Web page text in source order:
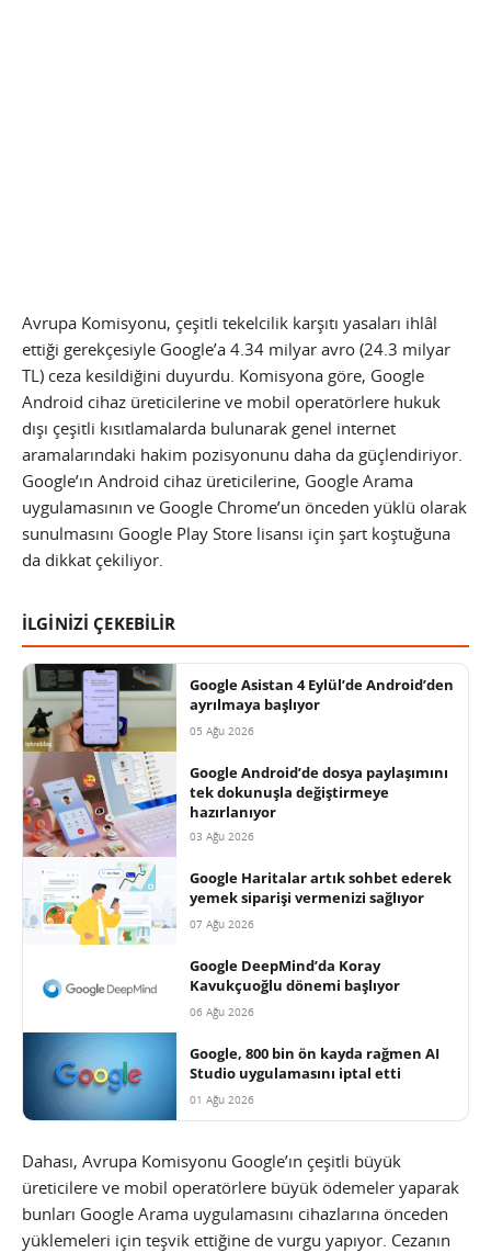
Avrupa Komisyonu, çeşitli tekelcilik karşıtı yasaları ihlâl
ettiği gerekçesiyle Google’a 4.34 milyar avro (24.3 milyar
TL) ceza kesildiğini duyurdu. Komisyona göre, Google
Android cihaz üreticilerine ve mobil operatörlere hukuk
dışı çeşitli kısıtlamalarda bulunarak genel internet
aramalarındaki hakim pozisyonunu daha da güçlendiriyor.
Google’ın Android cihaz üreticilerine, Google Arama
uygulamasının ve Google Chrome’un önceden yüklü olarak
sunulmasını Google Play Store lisansı için şart koştuğuna
da dikkat çekiliyor.
İLGİNİZİ ÇEKEBİLİR
Google Asistan 4 Eylül’de Android’den
ayrılmaya başlıyor
05 Ağu 2026
Google Android’de dosya paylaşımını
tek dokunuşla değiştirmeye
hazırlanıyor
03 Ağu 2026
Google Haritalar artık sohbet ederek
yemek siparişi vermenizi sağlıyor
07 Ağu 2026
Google DeepMind’da Koray
Kavukçuoğlu dönemi başlıyor
06 Ağu 2026
Google, 800 bin ön kayda rağmen AI
Studio uygulamasını iptal etti
01 Ağu 2026
Dahası, Avrupa Komisyonu Google’ın çeşitli büyük
üreticilere ve mobil operatörlere büyük ödemeler yaparak
bunları Google Arama uygulamasını cihazlarına önceden
yüklemeleri için teşvik ettiğine de vurgu yapıyor. Cezanın